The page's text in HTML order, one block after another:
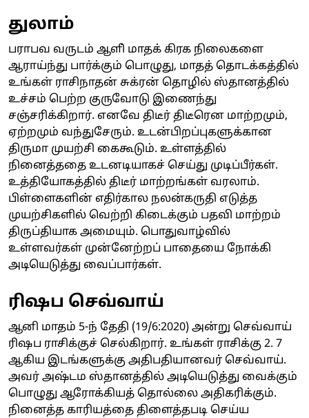
துலாம்
பராபவ வருடம் ஆளி் மாதக் கிரக நிலைகளை
ஆராய்ந்து பார்க்கும் பொழுது, மாதத் தொடக்கத்தில்
உங்கள் ராசிநாதன் சுக்ரன் தொழில் ஸ்தானத்தில்
உச்சம் பெற்ற குருவோடு இணைந்து
சஞ்சரிக்கிறார். எனவே திடீர் திடீரென மாற்றமும்,
ஏற்றமும் வந்துசேரும். உடன்பிறப்புகளுக்கான
திருமா முயற்சி கைகூடும். உள்ளத்தில்
நினைத்ததை உடனடியாகச் செய்து முடிப்பீர்கள்.
உத்தியோகத்தில் திடீர் மாற்றங்கள் வரலாம்.
பிள்ளைகளின் எதிர்கால நலன்கருதி எடுத்த
முயற்சிகளில் வெற்றி கிடைக்கும் பதவி மாற்றம்
திருப்தியாக அமையும். பொதுவாழ்வில்
உள்ளவர்கள் முன்னேற்றப் பாதையை நோக்கி
அடியெடுத்து வைப்பார்கள்.
ரிஷப செவ்வாய்
ஆனி மாதம் 5-ந் தேதி (19/6:2020) அன்று செவ்வாய்
ரிஷப ராசிக்குச் செல்கிறார். உங்கள் ராசிக்கு 2. 7
ஆகிய இடங்களுக்கு அதிபதியானவர் செவ்வாய்.
அவர் அஷ்டம ஸ்தானத்தில் அடியெடுத்து வைக்கும்
பொழுது ஆரோக்கியத் தொல்லை அதிகரிக்கும்.
நினைத்த காரியத்தை திளைத்தபடி செய்ய